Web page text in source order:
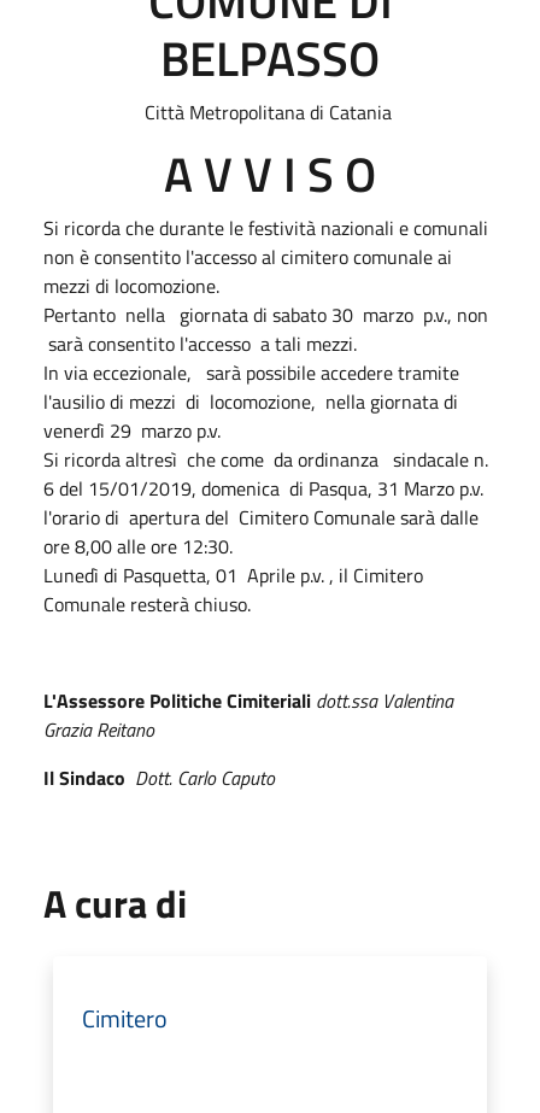
BELPASSO
Città Metropolitana di Catania
A V V I S O
Si ricorda che durante le festività nazionali e comunali
non è consentito l'accesso al cimitero comunale ai
mezzi di locomozione.
Pertanto nella giornata di sabato 30 marzo p.v., non
sarà consentito l'accesso a tali mezzi.
In via eccezionale, sarà possibile accedere tramite
l'ausilio di mezzi di locomozione, nella giornata di
venerdì 29 marzo p.v.
Si ricorda altresì che come da ordinanza sindacale n.
6 del 15/01/2019, domenica di Pasqua, 31 Marzo p.v.
l'orario di apertura del Cimitero Comunale sarà dalle
ore 8,00 alle ore 12:30.
Lunedì di Pasquetta, 01 Aprile p.v. , il Cimitero
Comunale resterà chiuso.
L'Assessore Politiche Cimiteriali dott.ssa Valentina
Grazia Reitano
Il Sindaco Dott. Carlo Caputo
A cura di
Cimitero